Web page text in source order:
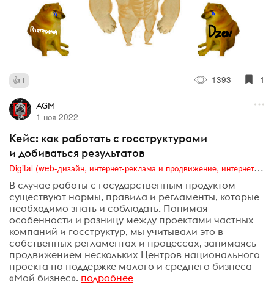
1 1393 1
AGM
1 ноя 2022
Кейс: как работать с госструктурами
и добиваться результатов
Digital (web-дизайн, интернет-реклама и продвижение, интернет-сообщества и блоги, интернет-коммуникации, мобильный маркетинг, реклама на цифровых экранах)
В случае работы с государственным продуктом
существуют нормы, правила и регламенты, которые
необходимо знать и соблюдать. Понимая
особенности и разницу между проектами частных
компаний и госструктур, мы учитывали это в
собственных регламентах и процессах, занимаясь
продвижением нескольких Центров национального
проекта по поддержке малого и среднего бизнеса —
«Мой бизнес». подробнее